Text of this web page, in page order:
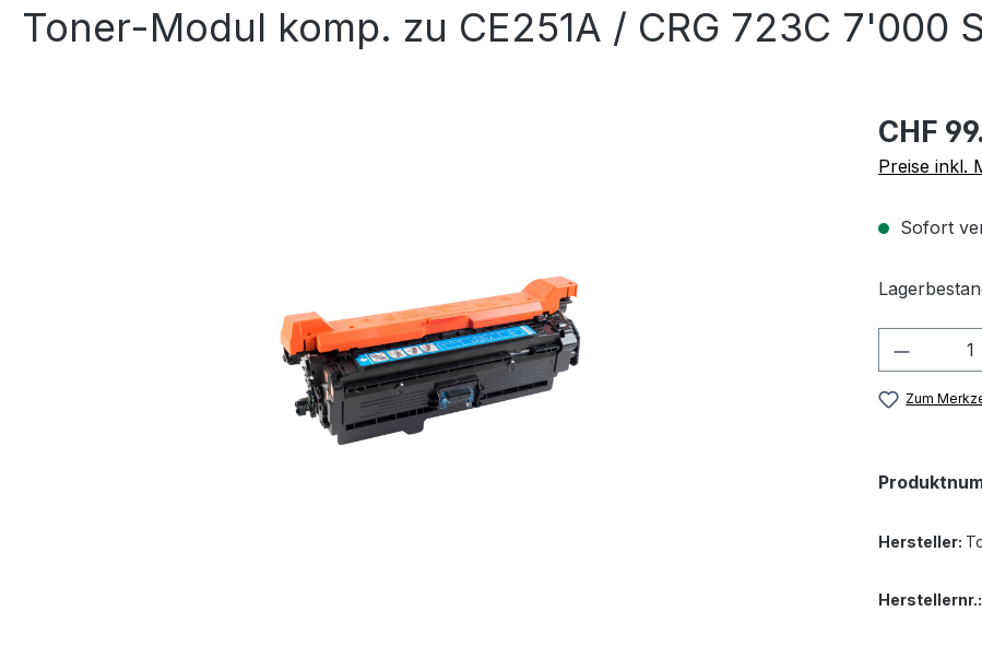
Toner-Modul komp. zu CE251A / CRG 723C 7'000
CHF
Preise inkl.
Sofort
Zum
Hersteller:
Herstellernr.: